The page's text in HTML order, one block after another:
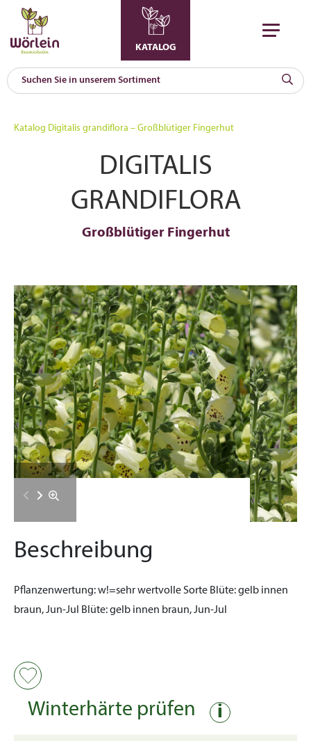
KATALOG
Katalog Digitalis grandiflora – Großblütiger Fingerhut
DIGITALIS
GRANDIFLORA
Großblütiger Fingerhut
Beschreibung
Pflanzenwertung:w!=sehr wertvolle Sorte Blüte:gelb innen
braun, Jun-Jul
Blüte:gelb innen braun, Jun-Jul
Winterhärte prüfen i